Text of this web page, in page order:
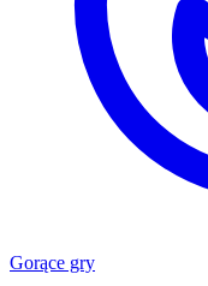
Gorące gry